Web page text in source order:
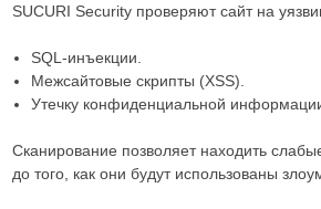
SUCURI Security проверяют сайт на
SQL-инъекции.
Межсайтовые скрипты (XSS).
Утечку конфиденциальной
Сканирование позволяет находить
до того, как они будут использованы